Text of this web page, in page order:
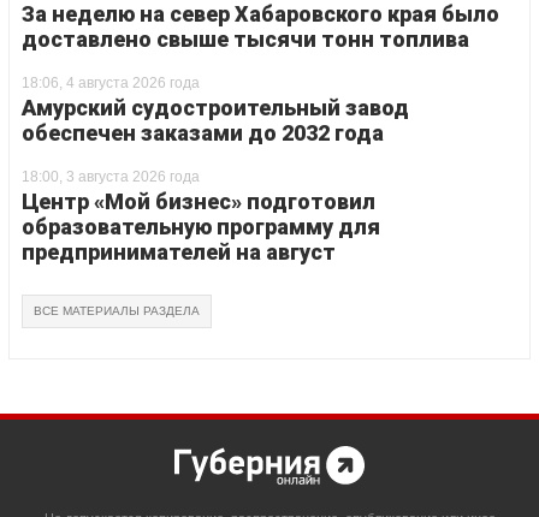
За неделю на север Хабаровского края было
доставлено свыше тысячи тонн топлива
18:06, 4 августа 2026 года
Амурский судостроительный завод
обеспечен заказами до 2032 года
18:00, 3 августа 2026 года
Центр «Мой бизнес» подготовил
образовательную программу для
предпринимателей на август
ВСЕ МАТЕРИАЛЫ РАЗДЕЛА